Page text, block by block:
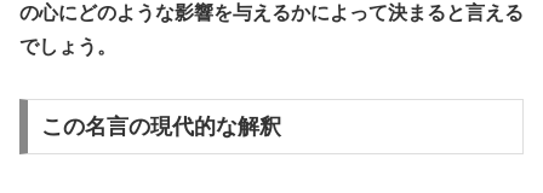
の心にどのような影響を与えるかによって決まると言える
でしょう。
この名言の現代的な解釈